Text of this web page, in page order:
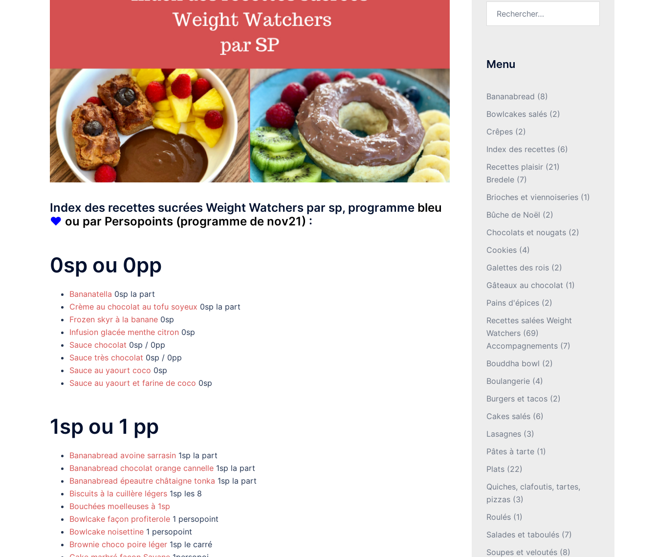
Index des recettes sucrées Weight Watchers par sp, programme bleu
♥ ou par Persopoints (programme de nov21) :
0sp ou 0pp
Bananatella 0sp la part
Crème au chocolat au tofu soyeux 0sp la part
Frozen skyr à la banane 0sp
Infusion glacée menthe citron 0sp
Sauce chocolat 0sp / 0pp
Sauce très chocolat 0sp / 0pp
Sauce au yaourt coco 0sp
Sauce au yaourt et farine de coco 0sp
1sp ou 1 pp
Bananabread avoine sarrasin 1sp la part
Bananabread chocolat orange cannelle 1sp la part
Bananabread épeautre châtaigne tonka 1sp la part
Biscuits à la cuillère légers 1sp les 8
Bouchées moelleuses à 1sp
Bowlcake façon profiterole 1 persopoint
Bowlcake noisettine 1 persopoint
Brownie choco poire léger 1sp le carré
Menu
Bananabread (8)
Bowlcakes salés(2)
Crêpes(2)
Index des recettes(6)
Recettes plaisir(21)
Bredele(7)
Brioches et viennoiseries(1)
Bûche de Noël (2)
Chocolats et nougats(2)
Cookies(4)
Galettes des rois(2)
Gâteaux au chocolat (1)
Pains d'épices(2)
Recettes salées Weight
Watchers(69)
Accompagnements(7)
Bouddha bowl (2)
Boulangerie(4)
Burgers et tacos(2)
Cakes salés(6)
Lasagnes(3)
Pâtes à tarte(1)
Plats(22)
Quiches, clafoutis, tartes,
pizzas(3)
Roulés(1)
Salades et taboulés(7)
Soupes et veloutés(8)